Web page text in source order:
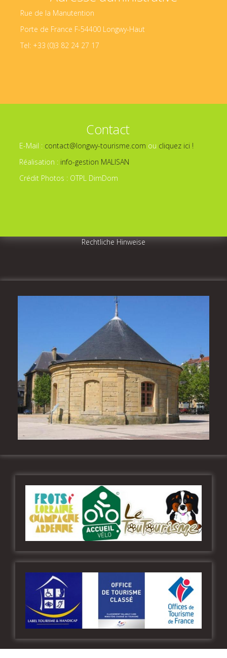
Rue de la Manutention
Porte de France F-54400 Longwy-Haut
Tel: +33 (0)3 82 24 27 17
Contact
E-Mail : contact@longwy-tourisme.com ou cliquez ici !
Réalisation : info-gestion MALISAN
Crédit Photos : OTPL DimDom
Rechtliche Hinweise